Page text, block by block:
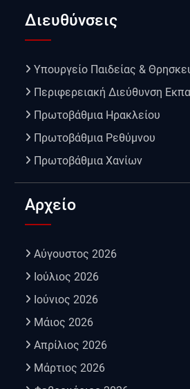
Διευθύνσεις
Υπουργείο Παιδείας &
Περιφερειακή Διεύθυνση
Πρωτοβάθμια Ηρακλείου
Πρωτοβάθμια Ρεθύμνου
Πρωτοβάθμια Χανίων
Αρχείο
Αύγουστος 2026
Ιούλιος 2026
Ιούνιος 2026
Μάιος 2026
Απρίλιος 2026
Μάρτιος 2026